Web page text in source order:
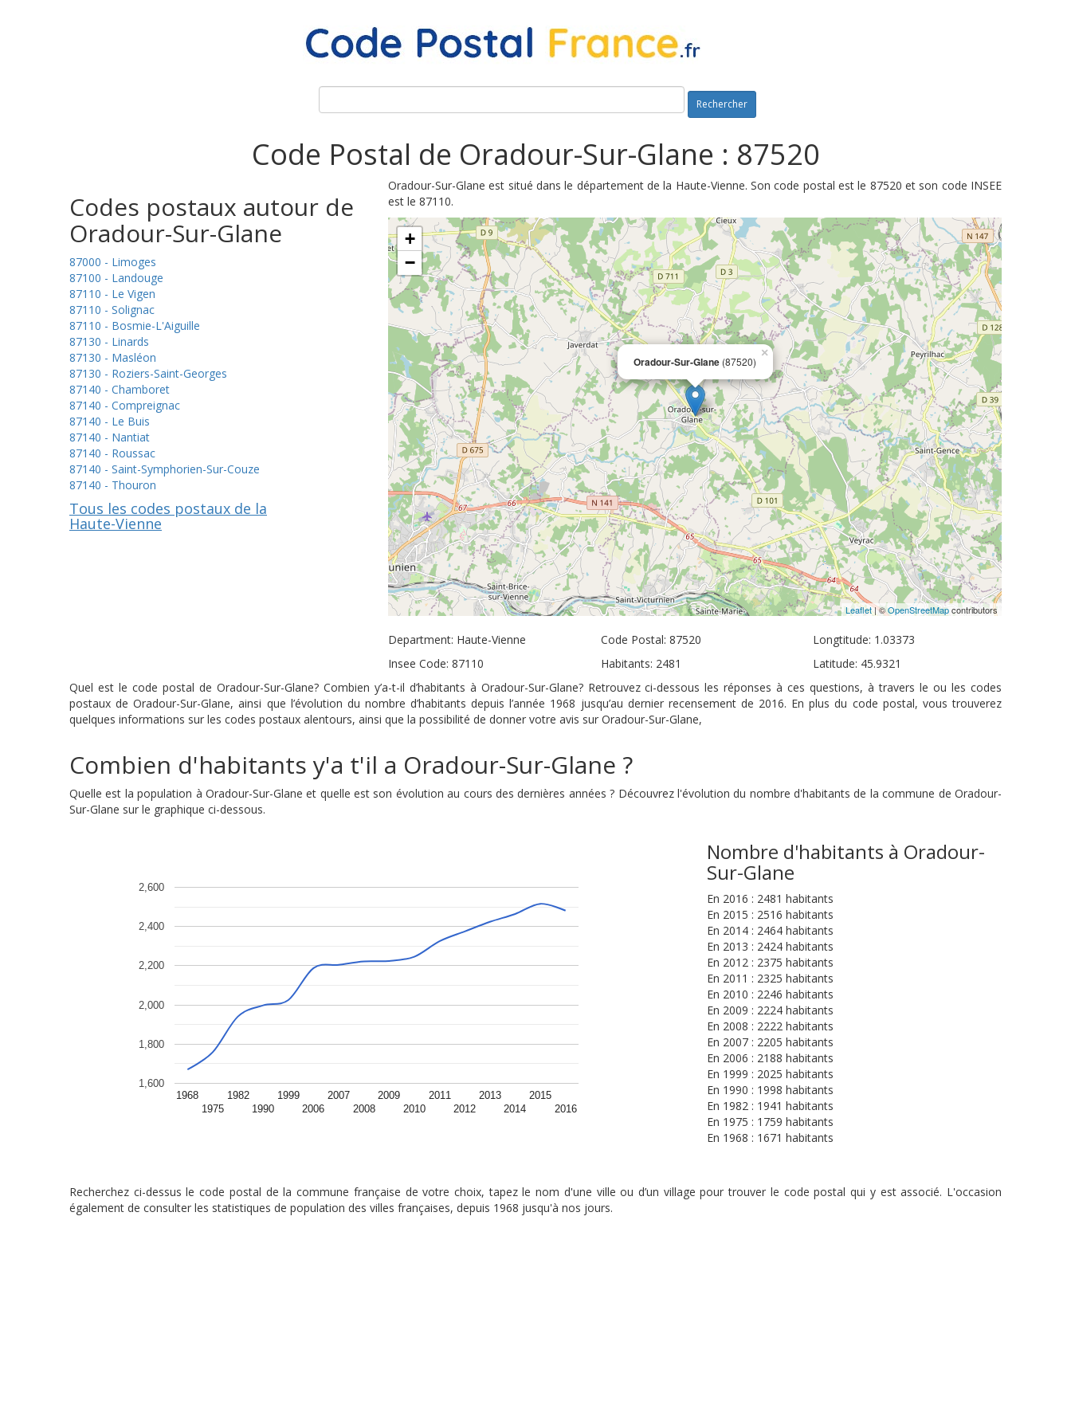
Rechercher
Code Postal de Oradour-Sur-Glane : 87520
Codes postaux autour de
Oradour-Sur-Glane
87000 - Limoges
87100 - Landouge
87110 - Le Vigen
87110 - Solignac
87110 - Bosmie-L'Aiguille
87130 - Linards
87130 - Masléon
87130 - Roziers-Saint-Georges
87140 - Chamboret
87140 - Compreignac
87140 - Le Buis
87140 - Nantiat
87140 - Roussac
87140 - Saint-Symphorien-Sur-Couze
87140 - Thouron
Tous les codes postaux de la
Haute-Vienne
Oradour-Sur-Glane est situé dans le département de la Haute-Vienne. Son code postal est le 87520 et son code INSEE
est le 87110.
Oradour-Sur-Glane (87520)
×
+
−
Leaflet| ©OpenStreetMapcontributors
Department: Haute-Vienne
Insee Code: 87110
Code Postal: 87520
Habitants: 2481
Longtitude: 1.03373
Latitude: 45.9321
Quel est le code postal de Oradour-Sur-Glane? Combien y’a-t-il d’habitants à Oradour-Sur-Glane? Retrouvez ci-dessous les réponses à ces questions, à travers le ou les codes
postaux de Oradour-Sur-Glane, ainsi que l’évolution du nombre d’habitants depuis l’année 1968 jusqu’au dernier recensement de 2016. En plus du code postal, vous trouverez
quelques informations sur les codes postaux alentours, ainsi que la possibilité de donner votre avis sur Oradour-Sur-Glane,
Combien d'habitants y'a t'il a Oradour-Sur-Glane ?
Quelle est la population à Oradour-Sur-Glane et quelle est son évolution au cours des dernières années ? Découvrez l'évolution du nombre d'habitants de la commune de Oradour-
Sur-Glane sur le graphique ci-dessous.
1968
1975
1982
1990
1999
2006
2007
2008
2009
2010
2011
2012
2013
2014
2015
2016
1,600
1,800
2,000
2,200
2,400
2,600
Nombre d'habitants à Oradour-
Sur-Glane
En 2016 : 2481 habitants
En 2015 : 2516 habitants
En 2014 : 2464 habitants
En 2013 : 2424 habitants
En 2012 : 2375 habitants
En 2011 : 2325 habitants
En 2010 : 2246 habitants
En 2009 : 2224 habitants
En 2008 : 2222 habitants
En 2007 : 2205 habitants
En 2006 : 2188 habitants
En 1999 : 2025 habitants
En 1990 : 1998 habitants
En 1982 : 1941 habitants
En 1975 : 1759 habitants
En 1968 : 1671 habitants
Recherchez ci-dessus le code postal de la commune française de votre choix, tapez le nom d'une ville ou d’un village pour trouver le code postal qui y est associé. L'occasion
également de consulter les statistiques de population des villes françaises, depuis 1968 jusqu'à nos jours.